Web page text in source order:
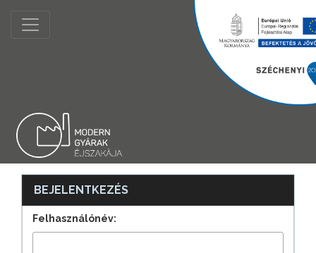
BEJELENTKEZÉS
Felhasználónév: